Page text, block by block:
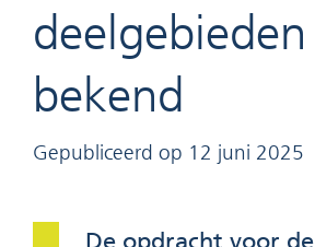
deelgebieden
bekend
Gepubliceerd op 12 juni 2025
De opdracht voor de